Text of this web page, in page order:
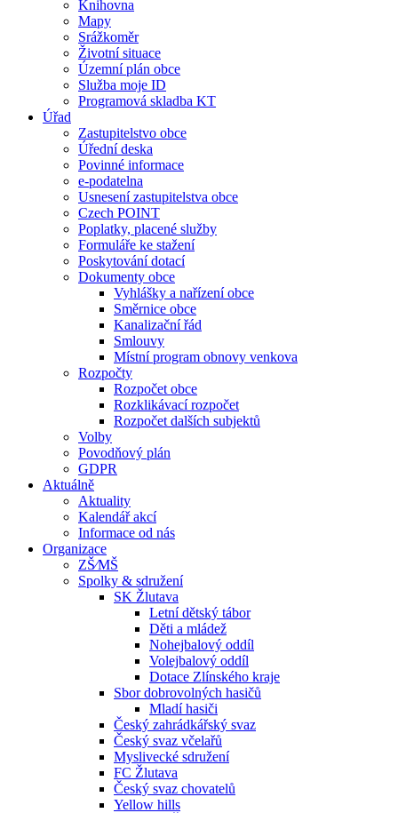
Knihovna
Mapy
Srážkoměr
Životní situace
Územní plán obce
Služba moje ID
Programová skladba KT
Úřad
Zastupitelstvo obce
Úřední deska
Povinné informace
e-podatelna
Usnesení zastupitelstva obce
Czech POINT
Poplatky, placené služby
Formuláře ke stažení
Poskytování dotací
Dokumenty obce
Vyhlášky a nařízení obce
Směrnice obce
Kanalizační řád
Smlouvy
Místní program obnovy venkova
Rozpočty
Rozpočet obce
Rozklikávací rozpočet
Rozpočet dalších subjektů
Volby
Povodňový plán
GDPR
Aktuálně
Aktuality
Kalendář akcí
Informace od nás
Organizace
ZŠ⁄MŠ
Spolky & sdružení
SK Žlutava
Letní dětský tábor
Děti a mládež
Nohejbalový oddíl
Volejbalový oddíl
Dotace Zlínského kraje
Sbor dobrovolných hasičů
Mladí hasiči
Český zahrádkářský svaz
Český svaz včelařů
Myslivecké sdružení
FC Žlutava
Český svaz chovatelů
Yellow hills